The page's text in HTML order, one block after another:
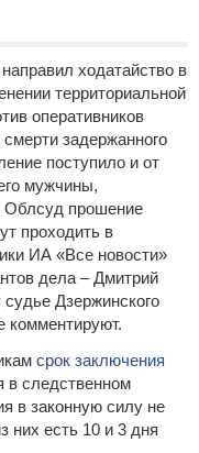
ходатайство в
территориальной
оперативников
задержанного
поступило и от
мужчины,
Облсуд прошение
проходить в
ИА «Все новости»
дела – Дмитрий
Дзержинского
комментируют.
срок заключения
в следственном
в законную силу не
них есть 10 и 3 дня